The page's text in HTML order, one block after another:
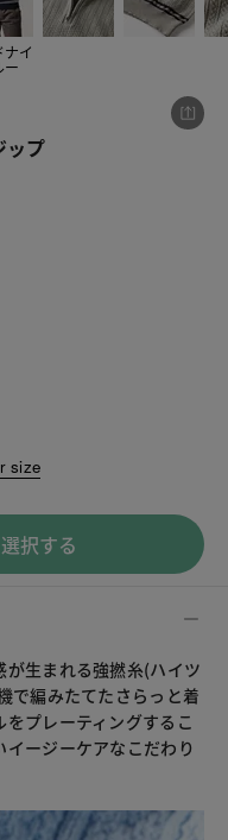
ナイ
ー
ップ
size
択する
生まれる強撚糸(ハイツ
で編みたてたさらっと着
プレーティングするこ
ージーケアなこだわり
ーフジップ